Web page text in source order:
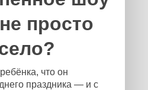
просто
что он
праздника — и с